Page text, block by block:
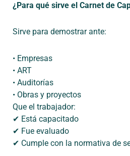
¿Para qué sirve el Carnet de
Sirvepara demostrarante:
• Empresas
• ART
• Auditorías
• Obrasy proyectos
Que el trabajador:
✔ Está capacitado
✔ Fue evaluado
✔ Cumple con la normativa de